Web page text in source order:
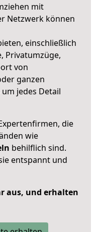
mit
Netzwerk können
einschließlich
Privatumzüge,
von
ganzen
jedes Detail
die
wie
behilflich sind.
entspannt und
aus, und erhalten